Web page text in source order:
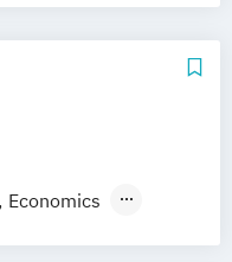
Economics